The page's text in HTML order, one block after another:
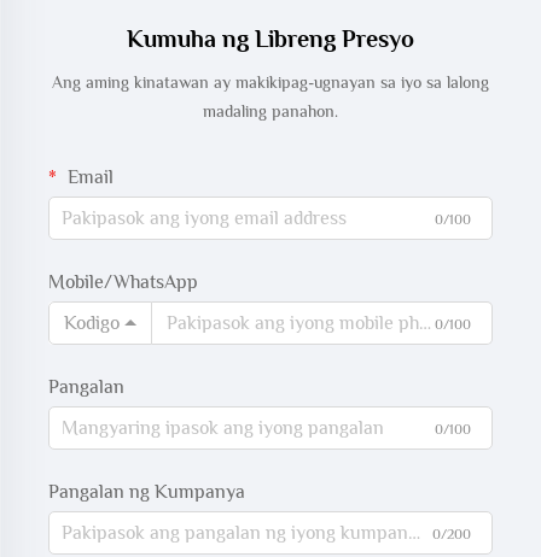
Kumuha ng Libreng Presyo
Ang aming kinatawan ay makikipag-ugnayan sa iyo sa lalong
madaling panahon.
Email
0/100
Mobile/WhatsApp
Kodigo
0/100
Pangalan
0/100
Pangalan ng Kumpanya
0/200